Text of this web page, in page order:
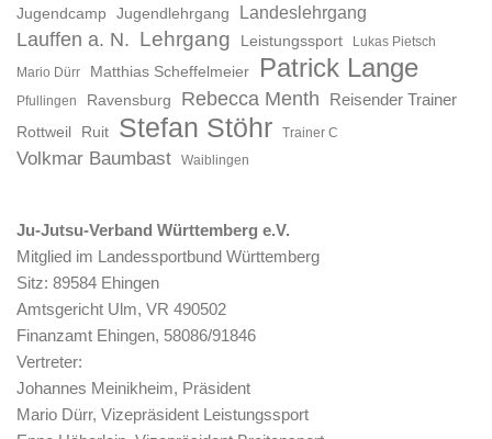
Jugendcamp Jugendlehrgang Landeslehrgang
Lauffen a. N. Lehrgang Leistungssport
Lukas Pietsch
Mario Dürr
Matthias Scheffelmeier Patrick Lange
Pfullingen Ravensburg Rebecca Menth Reisender Trainer
Rottweil Ruit Stefan Stöhr Trainer C
Volkmar Baumbast Waiblingen
Ju-Jutsu-Verband Württemberg e.V.
Mitglied im Landessportbund Württemberg
Sitz: 89584 Ehingen
Amtsgericht Ulm, VR 490502
Finanzamt Ehingen, 58086/91846
Vertreter:
Johannes Meinikheim, Präsident
Mario Dürr, Vizepräsident Leistungssport